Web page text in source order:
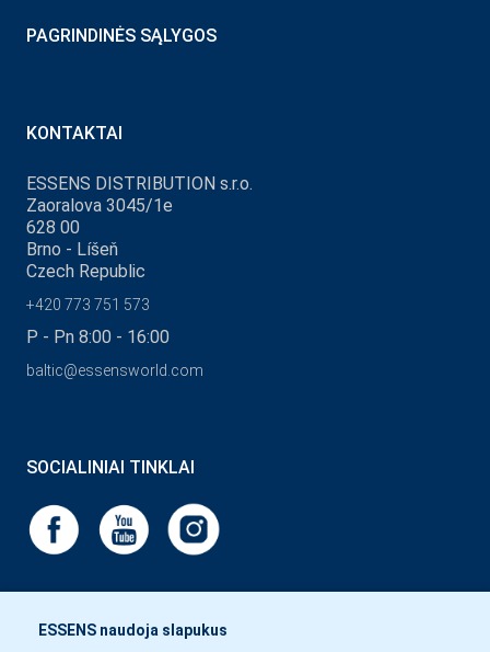
ESSENS naudoja slapukus
PAGRINDINĖS SĄLYGOS
KONTAKTAI
ESSENS DISTRIBUTION s.r.o.
Zaoralova 3045/1e
628 00
Brno - Líšeň
Czech Republic
+420 773 751 573
P - Pn 8:00 - 16:00
baltic@essensworld.com
SOCIALINIAI TINKLAI